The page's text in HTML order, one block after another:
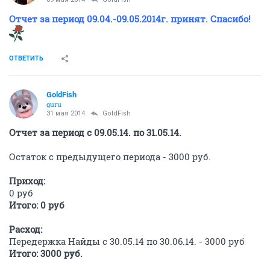
Отчет за период 09.04.-09.05.2014г. принят. Спасибо!
ОТВЕТИТЬ
GoldFish
guru
31 мая 2014 GoldFish
Отчет за период с 09.05.14. по 31.05.14.
Остаток с предыдущего периода - 3000 руб.
Приход:
0 руб
Итого: 0 руб
Расход:
Передержка Найды с 30.05.14 по 30.06.14. - 3000 руб
Итого: 3000 руб.